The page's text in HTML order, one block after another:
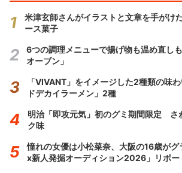
米津玄師さんがイラストと文章を手がけ
ース菓子
6つの調理メニューで揚げ物も温め直し
オーブン」
「VIVANT」をイメージした2種類の味
ドデカイラーメン」2種
明治「即攻元気」初のグミ期間限定 さ
ク味
憧れの女優は小松菜奈、大阪の16歳が
x新人発掘オーディション2026」リポー